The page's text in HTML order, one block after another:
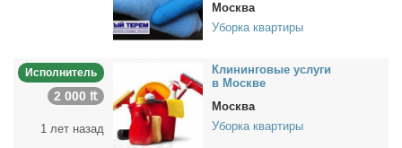
Москва
Уборка квартиры
Исполнитель
2 000 ₶
1 лет назад
Кли­нин­го­вые услу­ги
в Москве
Москва
Уборка квартиры